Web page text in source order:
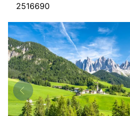
Start
Tagesfahrten
Mehrtagesfahrten
Reisebüros
Bus mieten
Kataloge
2516690